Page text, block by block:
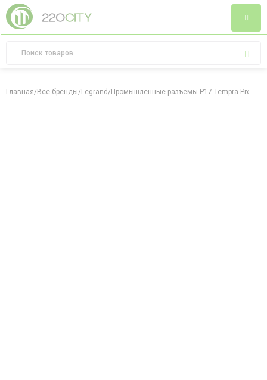
Главная/Все бренды/Legrand/Промышленные разъемы P17 Tempra Pro